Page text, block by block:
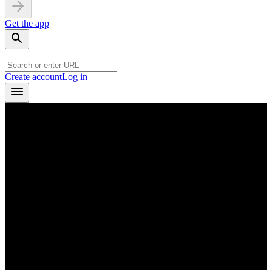
Get the app
Create accountLog in